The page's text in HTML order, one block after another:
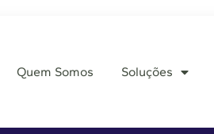
Quem Somos Soluções